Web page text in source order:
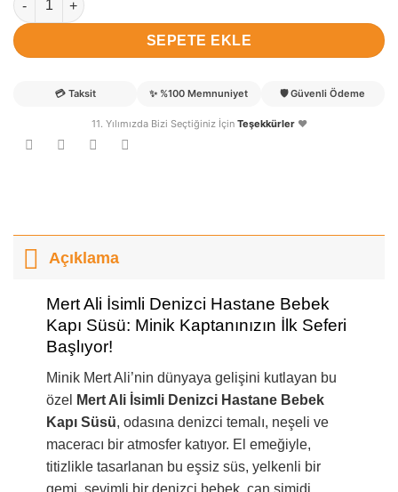
SEPETE EKLE
💳 Taksit ✨ %100 Memnuniyet 🛡️ Güvenli Ödeme
11. Yılımızda Bizi Seçtiğiniz İçin Teşekkürler❤️
Açıklama
Mert Ali İsimli Denizci Hastane Bebek
Kapı Süsü: Minik Kaptanınızın İlk Seferi
Başlıyor!
Minik Mert Ali’nin dünyaya gelişini kutlayan bu
özel
Mert Ali İsimli Denizci Hastane Bebek
Kapı Süsü, odasına denizci temalı, neşeli ve
maceracı bir atmosfer katıyor. El emeğiyle,
titizlikle tasarlanan bu eşsiz süs, yelkenli bir
gemi, sevimli bir denizci bebek, can simidi,